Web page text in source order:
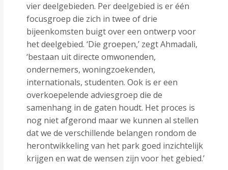
vier deelgebieden. Per deelgebied is er één
focusgroep die zich in twee of drie
bijeenkomsten buigt over een ontwerp voor
het deelgebied. ‘Die groepen,’ zegt Ahmadali,
‘bestaan uit directe omwonenden,
ondernemers, woningzoekenden,
internationals, studenten. Ook is er een
overkoepelende adviesgroep die de
samenhang in de gaten houdt. Het proces is
nog niet afgerond maar we kunnen al stellen
dat we de verschillende belangen rondom de
herontwikkeling van het park goed inzichtelijk
krijgen en wat de wensen zijn voor het gebied.’